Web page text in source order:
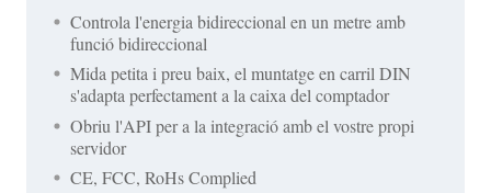
Controla l'energia bidireccional en un metre amb
funció bidireccional
Mida petita i preu baix, el muntatge en carril DIN
s'adapta perfectament a la caixa del comptador
Obriu l'API per a la integració amb el vostre propi
servidor
CE, FCC, RoHs Complied